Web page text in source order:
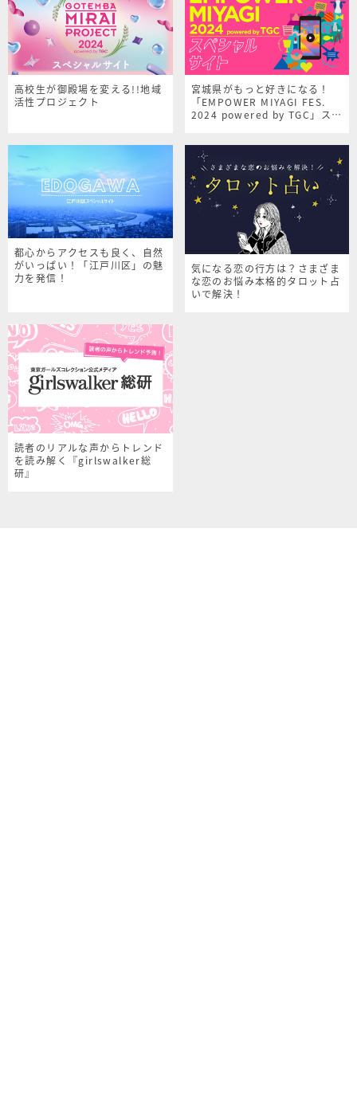
高校生が御殿場を変える!!地域
活性プロジェクト
宮城県がもっと好きになる！
「EMPOWER MIYAGI FES.
2024 powered by TGC」スペ
都心からアクセスも良く、自然
がいっぱい！「江戸川区」の魅
力を発信！
気になる恋の行方は？さまざま
な恋のお悩み本格的タロット占
いで解決！
読者のリアルな声からトレンド
を読み解く『girlswalker総
研』